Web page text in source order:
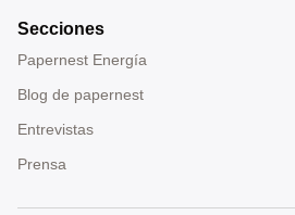
Secciones
Papernest Energía
Blog de papernest
Entrevistas
Prensa